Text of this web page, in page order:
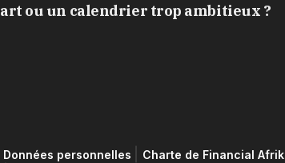
ou un calendrier trop ambitieux ?
personnelles Charte de Financial Afrik